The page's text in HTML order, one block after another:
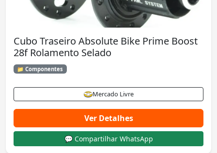
Cubo Traseiro Absolute Bike Prime Boost
28f Rolamento Selado
📁 Componentes
Mercado Livre
Ver Detalhes
💬 Compartilhar WhatsApp